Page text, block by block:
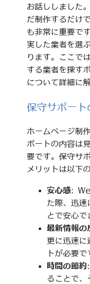
お話ししました
だ制作するだけ
も非常に重要で
実した業者を選
ります。ここで
する業者を探す
について詳細に
保守サポート
ホームページ制
ポートの内容は
要です。保守サ
メリットは以下
安心感:
た際、迅速
とで安心で
最新情報の
更に迅速に
トが必要で
時間の節約
ることで、